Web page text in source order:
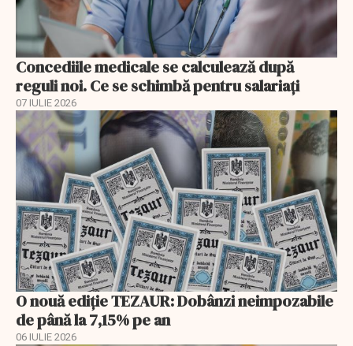
Concediile medicale se calculează după
reguli noi. Ce se schimbă pentru salariați
07 IULIE 2026
O nouă ediție TEZAUR: Dobânzi neimpozabile
de până la 7,15% pe an
06 IULIE 2026